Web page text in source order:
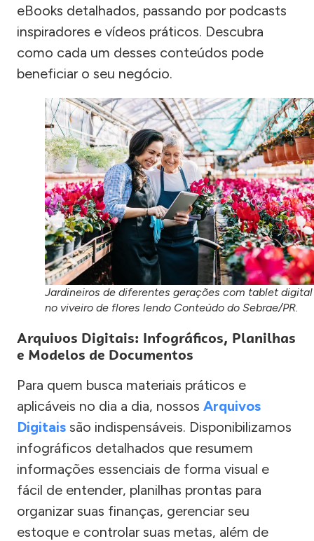
eBooks detalhados, passando por podcasts
inspiradores e vídeos práticos. Descubra
como cada um desses conteúdos pode
beneficiar o seu negócio.
Jardineiros de diferentes gerações com tablet digital
no viveiro de flores lendo Conteúdo do Sebrae/PR.
Arquivos Digitais: Infográficos, Planilhas
e Modelos de Documentos
Para quem busca materiais práticos e
aplicáveis no dia a dia, nossos Arquivos
Digitais são indispensáveis. Disponibilizamos
infográficos detalhados que resumem
informações essenciais de forma visual e
fácil de entender, planilhas prontas para
organizar suas finanças, gerenciar seu
estoque e controlar suas metas, além de